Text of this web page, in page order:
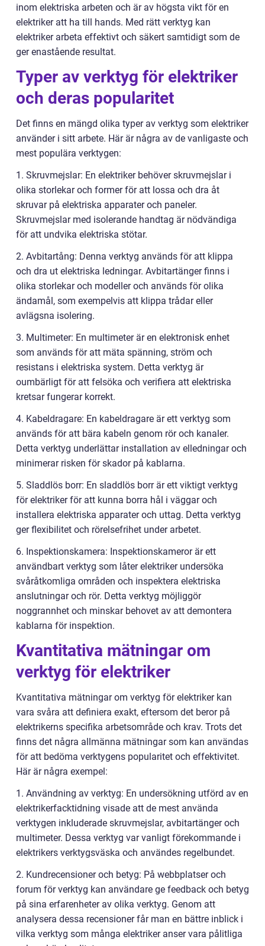
inom elektriska arbeten och är av högsta vikt för en
elektriker att ha till hands. Med rätt verktyg kan
elektriker arbeta effektivt och säkert samtidigt som de
ger enastående resultat.
Typer av verktyg för elektriker
och deras popularitet
Det finns en mängd olika typer av verktyg som elektriker
använder i sitt arbete. Här är några av de vanligaste och
mest populära verktygen:
1. Skruvmejslar: En elektriker behöver skruvmejslar i
olika storlekar och former för att lossa och dra åt
skruvar på elektriska apparater och paneler.
Skruvmejslar med isolerande handtag är nödvändiga
för att undvika elektriska stötar.
2. Avbitartång: Denna verktyg används för att klippa
och dra ut elektriska ledningar. Avbitartänger finns i
olika storlekar och modeller och används för olika
ändamål, som exempelvis att klippa trådar eller
avlägsna isolering.
3. Multimeter: En multimeter är en elektronisk enhet
som används för att mäta spänning, ström och
resistans i elektriska system. Detta verktyg är
oumbärligt för att felsöka och verifiera att elektriska
kretsar fungerar korrekt.
4. Kabeldragare: En kabeldragare är ett verktyg som
används för att bära kabeln genom rör och kanaler.
Detta verktyg underlättar installation av elledningar och
minimerar risken för skador på kablarna.
5. Sladdlös borr: En sladdlös borr är ett viktigt verktyg
för elektriker för att kunna borra hål i väggar och
installera elektriska apparater och uttag. Detta verktyg
ger flexibilitet och rörelsefrihet under arbetet.
6. Inspektionskamera: Inspektionskameror är ett
användbart verktyg som låter elektriker undersöka
svåråtkomliga områden och inspektera elektriska
anslutningar och rör. Detta verktyg möjliggör
noggrannhet och minskar behovet av att demontera
kablarna för inspektion.
Kvantitativa mätningar om
verktyg för elektriker
Kvantitativa mätningar om verktyg för elektriker kan
vara svåra att definiera exakt, eftersom det beror på
elektrikerns specifika arbetsområde och krav. Trots det
finns det några allmänna mätningar som kan användas
för att bedöma verktygens popularitet och effektivitet.
Här är några exempel:
1. Användning av verktyg: En undersökning utförd av en
elektrikerfacktidning visade att de mest använda
verktygen inkluderade skruvmejslar, avbitartänger och
multimeter. Dessa verktyg var vanligt förekommande i
elektrikers verktygsväska och användes regelbundet.
2. Kundrecensioner och betyg: På webbplatser och
forum för verktyg kan användare ge feedback och betyg
på sina erfarenheter av olika verktyg. Genom att
analysera dessa recensioner får man en bättre inblick i
vilka verktyg som många elektriker anser vara pålitliga